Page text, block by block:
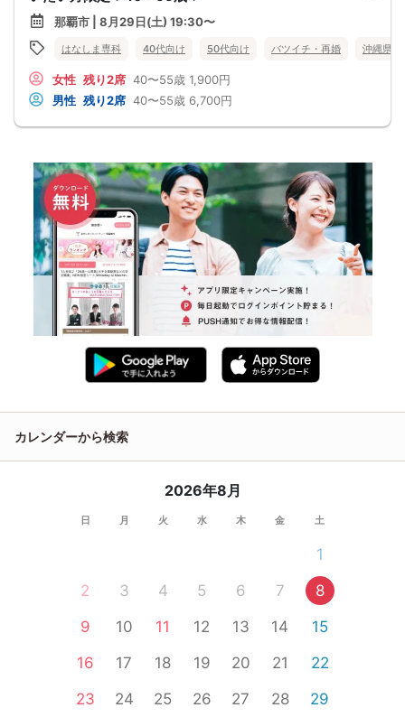
那覇市 | 8月29日(土) 19:30〜
はなしま専科 40代向け 50代向け バツイチ・再婚 沖縄県
女性 残り2席 40〜55歳 1,900円
男性 残り2席 40〜55歳 6,700円
カレンダーから検索
2026年8月
日 月 火 水 木 金 土
1
2
3 4 5 6 7
8
9
10 11 12 13 14
15
16
17 18 19 20 21
22
23
24 25 26 27 28 29